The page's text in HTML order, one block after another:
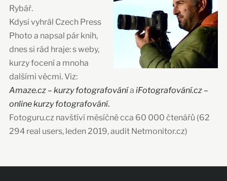
Rybář.
Kdysi vyhrál Czech Press
Photo a napsal pár knih,
dnes si rád hraje: s weby,
kurzy focení a mnoha
dalšími věcmi. Viz:
Amaze.cz – kurzy fotografovánía iFotografování.cz –
online kurzy fotografování.
Fotoguru.cz navštíví měsíčně cca 60 000 čtenářů (62
294 real users, leden 2019, audit Netmonitor.cz)